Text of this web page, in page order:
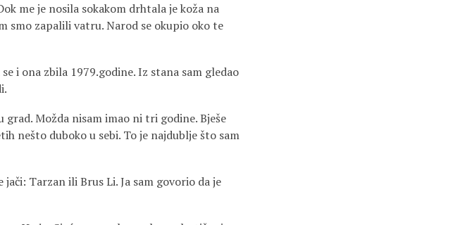
me je nosila sokakom drhtala je koža na
smo zapalili vatru. Narod se okupio oko te
i ona zbila 1979.godine. Iz stana sam gledao
grad. Možda nisam imao ni tri godine. Bješe
nešto duboko u sebi. To je najdublje što sam
jači: Tarzan ili Brus Li. Ja sam govorio da je